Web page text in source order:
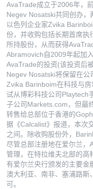
AvaTrade成立于2006年，
Negev Nosatski共同创办
以色列企业家Zvika
份，并收购包括长期首席执
所持股份，从而获得
Abramovich自2009年起加
AvaTrade的投资(该投资后
Negev Nosatski将保留在公
Zvika Barinboim在科技与
试从博彩科技公司Playtech
子公司Markets.com，但最
转售给总部位于香港的
据《Calcalist》报道，本次
之间。除收购股份外，
尽管总部注册地在爱尔兰，
管理，在特拉维夫北部的高
有爱尔兰央行颁发的主要金
澳大利亚、南非、塞浦路斯
可。